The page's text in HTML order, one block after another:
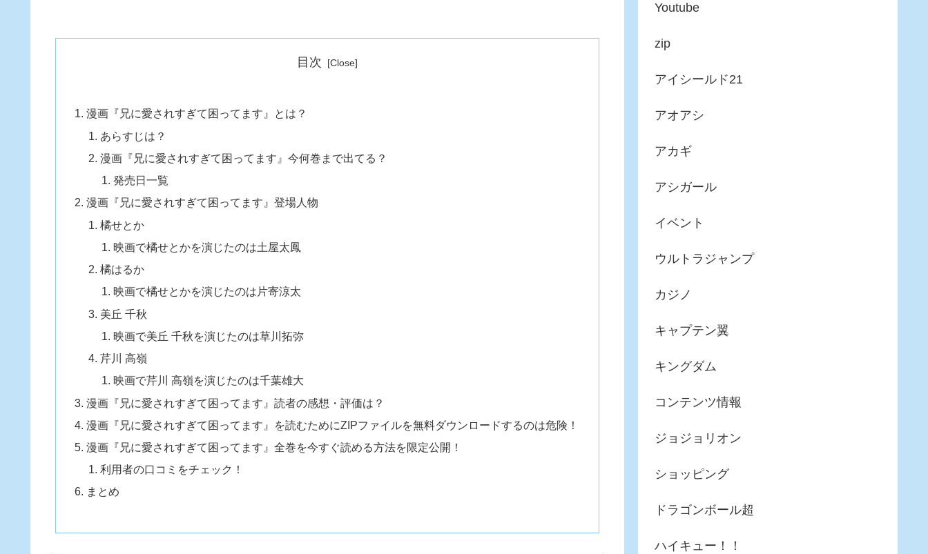
目次
漫画『兄に愛されすぎて困ってます』とは？
あらすじは？
漫画『兄に愛されすぎて困ってます』今何巻まで出てる？
発売日一覧
漫画『兄に愛されすぎて困ってます』登場人物
橘せとか
映画で橘せとかを演じたのは土屋太鳳
橘はるか
映画で橘せとかを演じたのは片寄涼太
美丘 千秋
映画で美丘 千秋を演じたのは草川拓弥
芹川 高嶺
映画で芹川 高嶺を演じたのは千葉雄大
漫画『兄に愛されすぎて困ってます』読者の感想・評価は？
漫画『兄に愛されすぎて困ってます』を読むためにZIPファイルを無料ダウンロードするのは危険！
漫画『兄に愛されすぎて困ってます』全巻を今すぐ読める方法を限定公開！
利用者の口コミをチェック！
まとめ
Youtube
zip
アイシールド21
アオアシ
アカギ
アシガール
イベント
ウルトラジャンプ
カジノ
キャプテン翼
キングダム
コンテンツ情報
ジョジョリオン
ショッピング
ドラゴンボール超
ハイキュー！！